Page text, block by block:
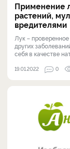
Применение
растений,
вредителями
Лук –
других
себя в качестве
19.01.2022 0